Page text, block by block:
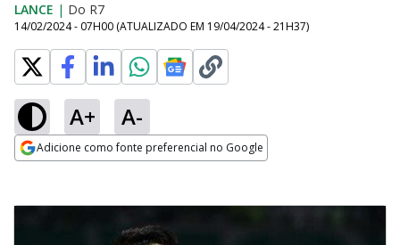
LANCE | Do R7
14/02/2024 - 07H00 (ATUALIZADO EM 19/04/2024 - 21H37)
A+ A-
Adicione como fonte preferencial no Google